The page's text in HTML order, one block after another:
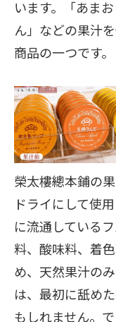
います。「あま
ん」などの果汁
商品の一つです。
榮太樓總本鋪の
ドライにして使
に流通している
料、酸味料、着
め、天然果汁の
は、最初に舐め
もしれません。